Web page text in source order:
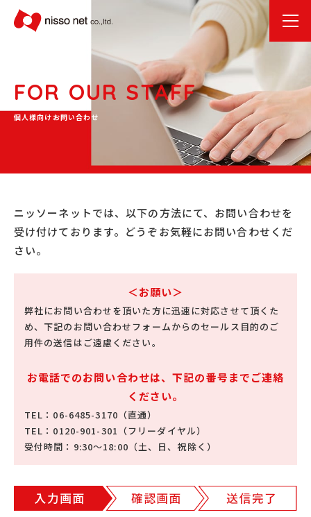
FOR OUR STAFF
個人様向けお問い合わせ
ニッソーネットでは、以下の方法にて、お問い合わせを
受け付けております。 どうぞお気軽にお問い合わせくだ
さい。
＜お願い＞
弊社にお問い合わせを頂いた方に迅速に対応させて頂くた
め、 下記のお問い合わせフォームからのセールス目的のご
用件の送信はご遠慮ください。
お電話でのお問い合わせは、下記の番号までご連絡
ください。
TEL：06-6485-3170（直通）
TEL：0120-901-301（フリーダイヤル）
受付時間：9:30～18:00（土、日、祝除く）